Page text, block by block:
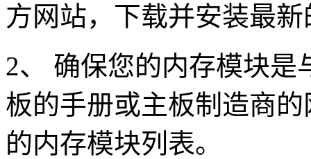
方网站，下载并安装最
2、 确保您的内存模块
板的手册或主板制造商
的内存模块列表。